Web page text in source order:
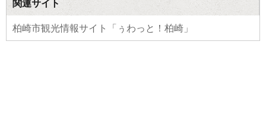
関連サイト
柏崎市観光情報サイト「ぅわっと！柏崎」